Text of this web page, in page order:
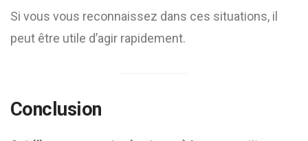
Si vous vous reconnaissez dans ces situations, il
peut être utile d’agir rapidement.
Conclusion